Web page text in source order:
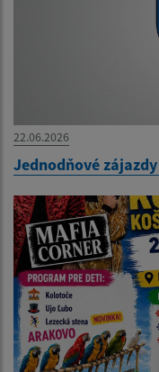
22.06.2026
Jednodňové